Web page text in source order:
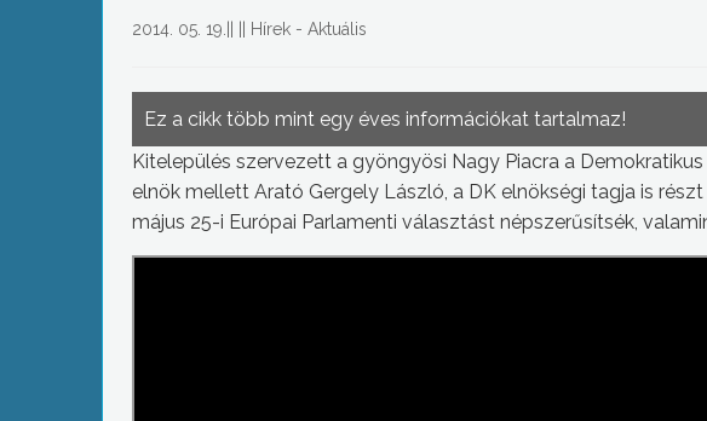
2014. 05. 19. Hírek - Aktuális
Ez a cikk több mint egy éves információkat tartalmaz!
Kitelepülés szervezett a gyöngyösi Nagy Piacra a
elnök mellett Arató Gergely László, a DK elnökségi tagja is
május 25-i Európai Parlamenti választást népszerűsítsék,